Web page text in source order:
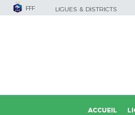
FFF LIGUES & DISTRICTS
ACCUEIL